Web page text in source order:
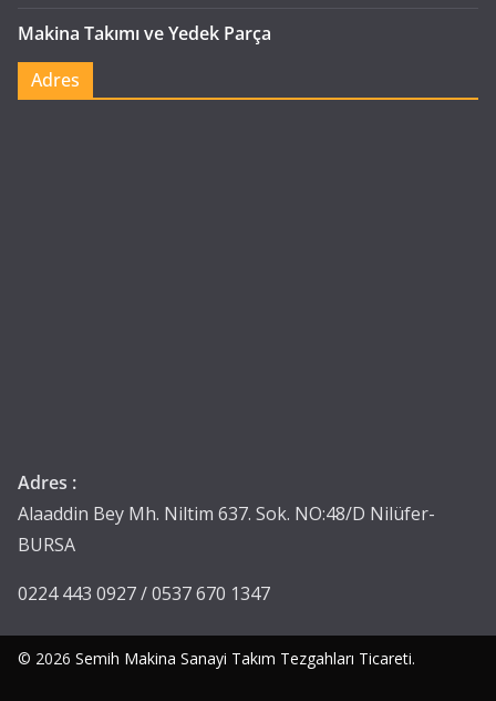
Makina Takımı ve Yedek Parça
Adres
Adres :
Alaaddin Bey Mh. Niltim 637. Sok. NO:48/D Nilüfer-
BURSA
0224 443 0927 / 0537 670 1347
© 2026 Semih Makina Sanayi Takım Tezgahları Ticareti.